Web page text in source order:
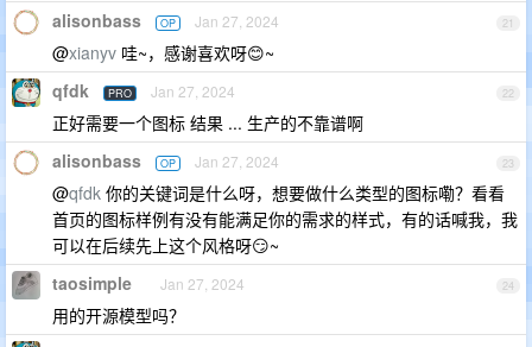
21
alisonbass OP Jan 27, 2024
@xianyv 哇~，感谢喜欢呀😊~
22
qfdk PRO Jan 27, 2024
正好需要一个图标 结果 ... 生产的不靠谱啊
23
alisonbass OP Jan 27, 2024
@qfdk 你的关键词是什么呀，想要做什么类型的图标嘞？看看
首页的图标样例有没有能满足你的需求的样式，有的话喊我，我
可以在后续先上这个风格呀😏~
24
taosimple Jan 27, 2024
用的开源模型吗？